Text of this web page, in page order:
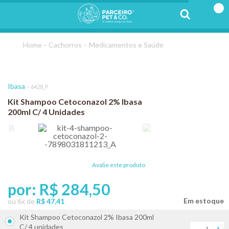
Cachorros Medicamentos e Saúde
Avalie este produto
Ibasa 6428_P
Kit Shampoo Cetoconazol 2% Ibasa
200ml C/ 4 Unidades
por: R$ 284,50
ou 6x de R$ 47,41
Kit Shampoo Cetoconazol 2% Ibasa 200ml
C/ 4 unidades